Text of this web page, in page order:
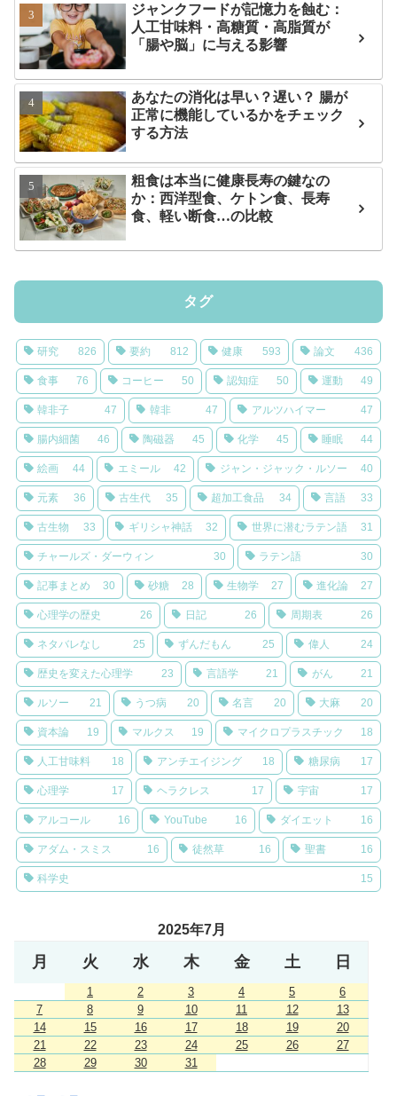
ジャンクフードが記憶力を蝕む：
人工甘味料・高糖質・高脂質が
「腸や脳」に与える影響
あなたの消化は早い？遅い？ 腸が
正常に機能しているかをチェック
する方法
粗食は本当に健康長寿の鍵なの
か：西洋型食、ケトン食、長寿
食、軽い断食…の比較
タグ
研究 826 要約 812 健康 593 論文 436
食事 76 コーヒー 50 認知症 50 運動 49
韓非子 47 韓非 47 アルツハイマー 47
腸内細菌 46 陶磁器 45 化学 45 睡眠 44
絵画 44 エミール 42 ジャン・ジャック・ルソー 40
元素 36 古生代 35 超加工食品 34 言語 33
古生物 33 ギリシャ神話 32 世界に潜むラテン語 31
チャールズ・ダーウィン 30 ラテン語 30
記事まとめ 30 砂糖 28 生物学 27 進化論 27
心理学の歴史 26 日記 26 周期表 26
ネタバレなし 25 ずんだもん 25 偉人 24
歴史を変えた心理学 23 言語学 21 がん 21
ルソー 21 うつ病 20 名言 20 大麻 20
資本論 19 マルクス 19 マイクロプラスチック 18
人工甘味料 18 アンチエイジング 18 糖尿病 17
心理学 17 ヘラクレス 17 宇宙 17
アルコール 16 YouTube 16 ダイエット 16
アダム・スミス 16 徒然草 16 聖書 16
科学史 15
2025年7月
月 火 水 木 金 土 日
1 2 3 4 5
6
7
8 9 10 11 12
13
14
15 16 17 18 19
20
21
22 23 24 25 26
27
28
29 30 31